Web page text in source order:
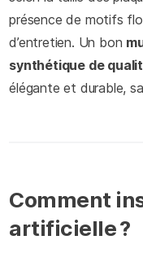
présence de motifs
d’entretien. Un bon
synthétique de
élégante et durable,
Comment
artificielle ?